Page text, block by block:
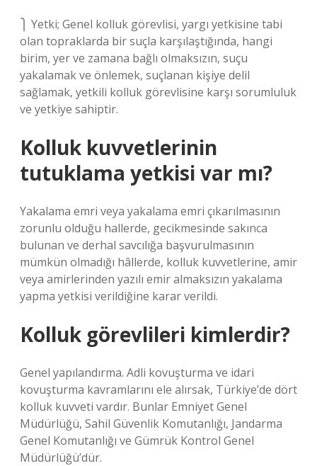
⎫ Yetki; Genel kolluk görevlisi, yargı yetkisine tabi
olan topraklarda bir suçla karşılaştığında, hangi
birim, yer ve zamana bağlı olmaksızın, suçu
yakalamak ve önlemek, suçlanan kişiye delil
sağlamak, yetkili kolluk görevlisine karşı sorumluluk
ve yetkiye sahiptir.
Kolluk kuvvetlerinin
tutuklama yetkisi var mı?
Yakalama emri veya yakalama emri çıkarılmasının
zorunlu olduğu hallerde, gecikmesinde sakınca
bulunan ve derhal savcılığa başvurulmasının
mümkün olmadığı hâllerde, kolluk kuvvetlerine, amir
veya amirlerinden yazılı emir almaksızın yakalama
yapma yetkisi verildiğine karar verildi.
Kolluk görevlileri kimlerdir?
Genel yapılandırma. Adli kovuşturma ve idari
kovuşturma kavramlarını ele alırsak, Türkiye’de dört
kolluk kuvveti vardır. Bunlar Emniyet Genel
Müdürlüğü, Sahil Güvenlik Komutanlığı, Jandarma
Genel Komutanlığı ve Gümrük Kontrol Genel
Müdürlüğü’dür.